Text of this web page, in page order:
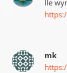
Ile
mk